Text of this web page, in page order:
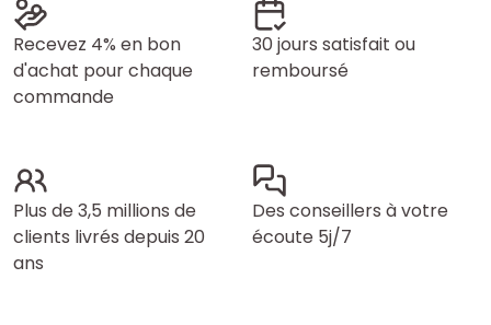
Recevez 4% en bon
d'achat pour chaque
commande
30 jours satisfait ou
remboursé
Plus de 3,5 millions de
clients livrés depuis 20
ans
Des conseillers à votre
écoute 5j/7